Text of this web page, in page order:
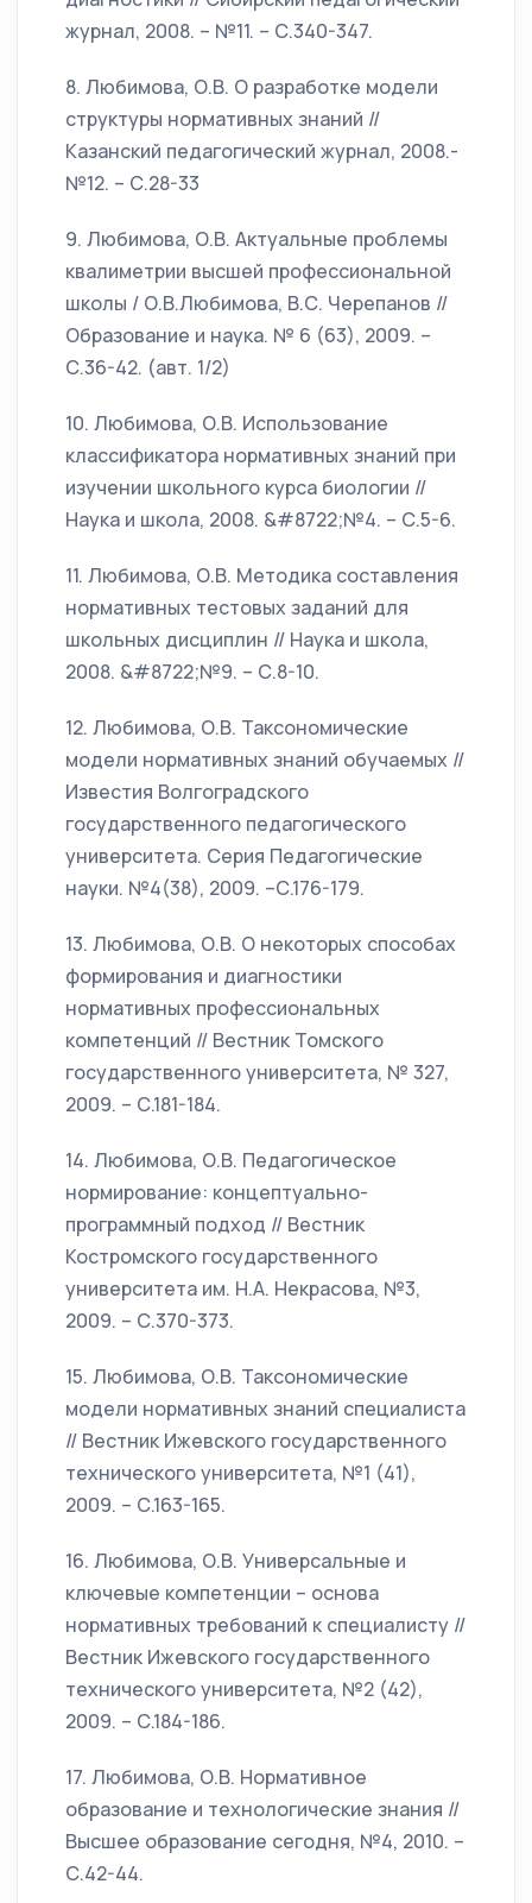
журнал, 2008. – №11. – С.340-347.
8. Любимова, О.В. О разработке модели
структуры нормативных знаний //
Казанский педагогический журнал, 2008.-
№12. – С.28-33
9. Любимова, О.В. Актуальные проблемы
квалиметрии высшей профессиональной
школы / О.В.Любимова, В.С. Черепанов //
Образование и наука. № 6 (63), 2009. –
С.36-42. (авт. 1/2)
10. Любимова, О.В. Использование
классификатора нормативных знаний при
изучении школьного курса биологии //
Наука и школа, 2008. &#8722;№4. – С.5-6.
11. Любимова, О.В. Методика составления
нормативных тестовых заданий для
школьных дисциплин // Наука и школа,
2008. &#8722;№9. – С.8-10.
12. Любимова, О.В. Таксономические
модели нормативных знаний обучаемых //
Известия Волгоградского
государственного педагогического
университета. Серия Педагогические
науки. №4(38), 2009. –С.176-179.
13. Любимова, О.В. О некоторых способах
формирования и диагностики
нормативных профессиональных
компетенций // Вестник Томского
государственного университета, № 327,
2009. – С.181-184.
14. Любимова, О.В. Педагогическое
нормирование: концептуально-
программный подход // Вестник
Костромского государственного
университета им. Н.А. Некрасова, №3,
2009. – С.370-373.
15. Любимова, О.В. Таксономические
модели нормативных знаний специалиста
// Вестник Ижевского государственного
технического университета, №1 (41),
2009. – С.163-165.
16. Любимова, О.В. Универсальные и
ключевые компетенции – основа
нормативных требований к специалисту //
Вестник Ижевского государственного
технического университета, №2 (42),
2009. – С.184-186.
17. Любимова, О.В. Нормативное
образование и технологические знания //
Высшее образование сегодня, №4, 2010. –
С.42-44.